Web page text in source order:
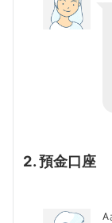
2. 預金口座
A